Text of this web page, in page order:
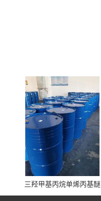
三羟甲基丙烷单烯丙基醚